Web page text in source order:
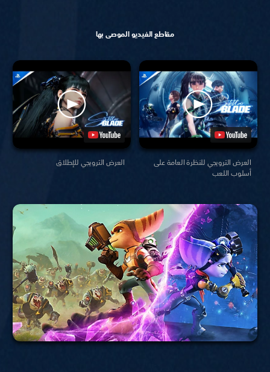
مقاطع الفيديو الموصى بها
العرض الترويجي للإطلاق
العرض الترويجي للنظرة العامة على
أسلوب اللعب